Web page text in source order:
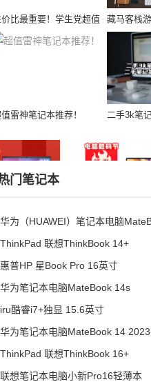
导购|苹果笔记本排名榜(苹果笔记本
测评
daoker笔记本好不好(达客笔
测评| 普顿笔记本电脑怎么样(普顿
4060华硕游戏本推荐(四十 华
全球笔记本电脑排名一览表(
包含用商务本玩游戏的词条
测评|出众颜值超高性价比 Redmi G
导购|笔记本每个品牌销量(笔记本
测评|触控新体验 荣耀MagicBook触
脑IdeaPad
件
华硕笔记本电
本周销售：
）
2.5K
件
戴尔（DELL）
3399
本周销售：3226
性价比高的笔记本
比最重要！学生党超值
本推荐
藏马客栈
ig)
雷神笔记本推荐！
二手3k笔
门笔记本
华为（HUAWEI）笔记本电脑
ThinkPad 联想ThinkBook 14+
惠普HP 星Book Pro 16英寸
华为笔记本电脑MateBook 14s
iru酷睿i7+独显 15.6英寸
华为笔记本电脑MateBook 14 2023
ThinkPad 联想ThinkBook 16+
联想笔记本电脑小新Pro16轻薄本